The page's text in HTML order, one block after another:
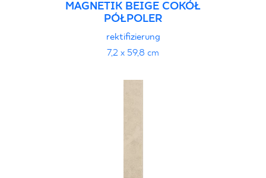
MAGNETIK BEIGE COKÓŁ
PÓŁPOLER
rektifizierung
7,2 x 59,8 cm